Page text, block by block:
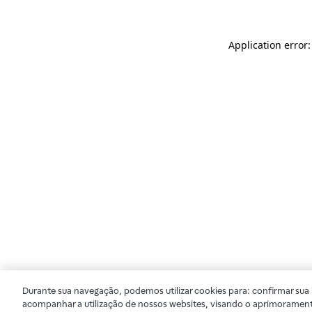
Application
Durante sua navegação, podemos utilizar cookies para: confirmar
acompanhar a utilização de nossos websites, visando o